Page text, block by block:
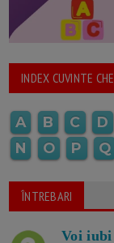
INDEX CUVINTE
A B C D
N
O P Q
ÎNTREBARI
Voi